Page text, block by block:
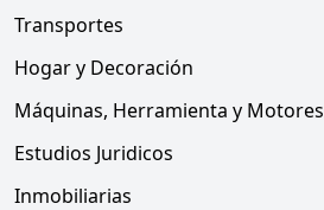
Transportes
Hogar y Decoración
Máquinas, Herramienta y Motores
Estudios Juridicos
Inmobiliarias